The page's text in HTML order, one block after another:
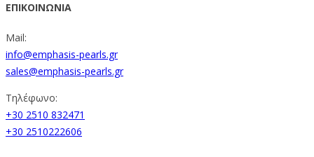
ΕΠΙΚΟΙΝΩΝΙΑ
Mail:
info@emphasis-pearls.gr
sales@emphasis-pearls.gr
Τηλέφωνο:
+30 2510 832471
+30 2510222606